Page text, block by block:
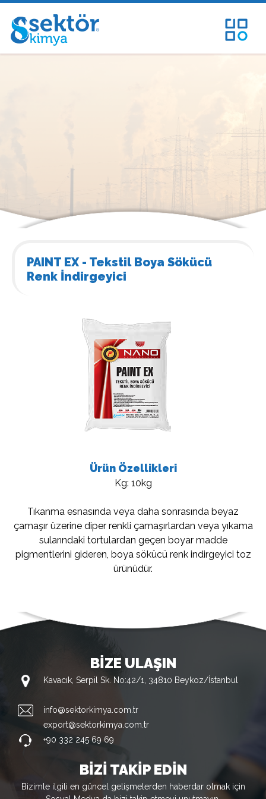
PAINT EX - Tekstil Boya Sökücü
Renk İndirgeyici
Ürün Özellikleri
Kg: 10kg
Tıkanma esnasında veya daha sonrasında beyaz
çamaşır üzerine diper renkli çamaşırlardan veya yıkama
sularındaki tortulardan geçen boyar madde
pigmentlerini gideren, boya sökücü renk indirgeyici toz
ürünüdür.
BİZE ULAŞIN
Kavacık, Serpil Sk. No:42/1, 34810 Beykoz/İstanbul
info@sektorkimya.com.tr
export@sektorkimya.com.tr
+90 332 245 69 69
BİZİ TAKİP EDİN
Bizimle ilgili en güncel gelişmelerden haberdar olmak için